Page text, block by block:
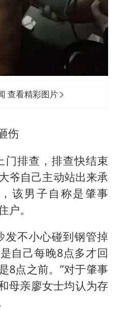
查看精彩图片
伤
门排查，排查快结束
爷自己主动站出来承
该男子自称是肇事
户。
发不小心碰到钢管掉
自己每晚8点多才回
8点之前。”对于肇事
母亲廖女士均认为存